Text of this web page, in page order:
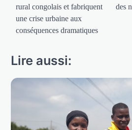
rural congolais et fabriquent
une crise urbaine aux
conséquences dramatiques
des
Lire aussi: